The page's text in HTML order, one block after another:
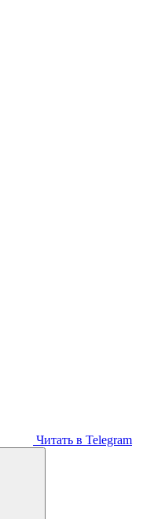
Читать в Telegram